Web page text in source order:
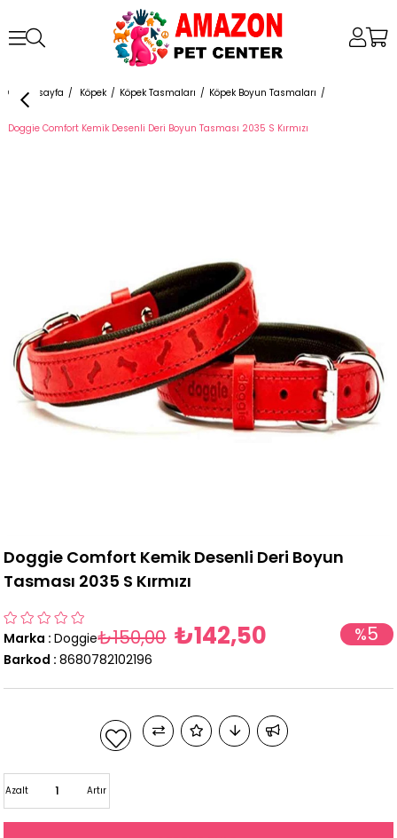
Anasayfa Köpek Köpek Tasmaları Köpek Boyun Tasmaları
Doggie Comfort Kemik Desenli Deri Boyun Tasması 2035 S Kırmızı
Doggie Comfort Kemik Desenli Deri Boyun
Tasması 2035 S Kırmızı
Marka : Doggie %5
₺150,00 ₺142,50
Barkod : 8680782102196
Artır
Azalt